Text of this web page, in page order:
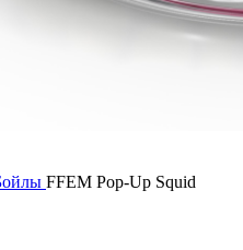
FFEM Pop-Up Squid